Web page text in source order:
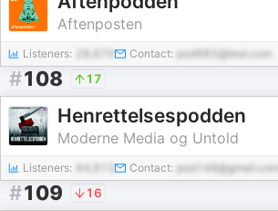
Aftenposten
Listeners: Contact: pod985@test.com
#108 17
Henrettelsespodden
Moderne Media og Untold
Listeners: 44,913 Contact: pod148@gmail.com
#109 16